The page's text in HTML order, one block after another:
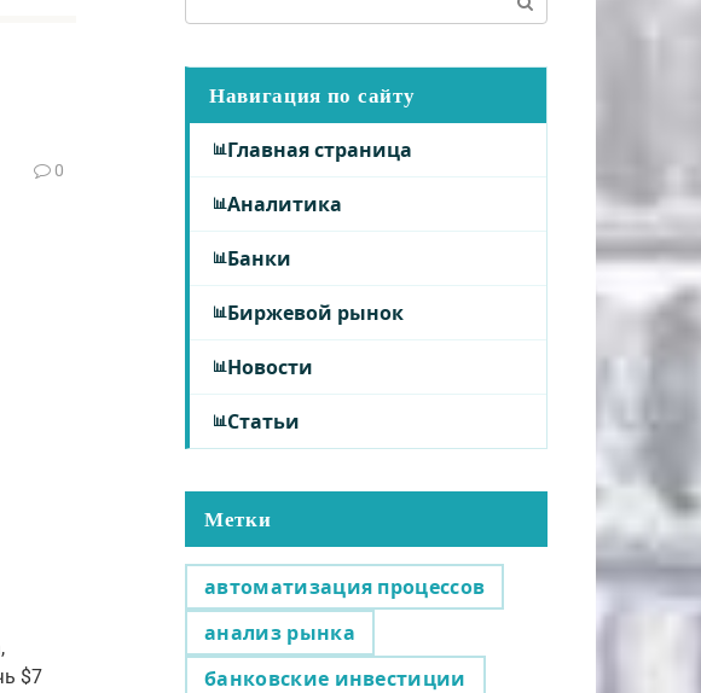
0
$7
Навигация по сайту
Главная страница
Аналитика
Банки
Биржевой рынок
Новости
Статьи
Метки
автоматизация процессов
анализ рынка
банковские инвестиции